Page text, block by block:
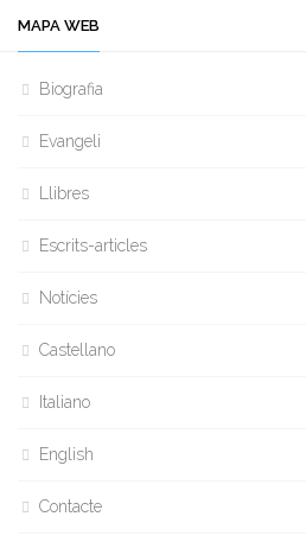
MAPA WEB
Biografia
Evangeli
Llibres
Escrits-articles
Notícies
Castellano
Italiano
English
Contacte